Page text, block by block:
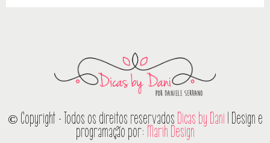
© Copyright - Todos os direitos reservados Dicas by Dani | Design e
programação por: Marih Design